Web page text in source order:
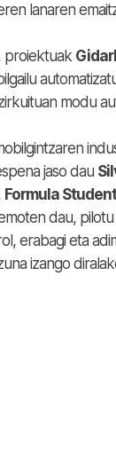
lanaren
proiektuak
modu
jaso dau
Formula
dau,
erabagi eta
izango